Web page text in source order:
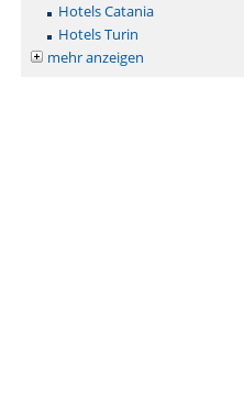
Hotels Catania
Hotels Turin
mehr anzeigen